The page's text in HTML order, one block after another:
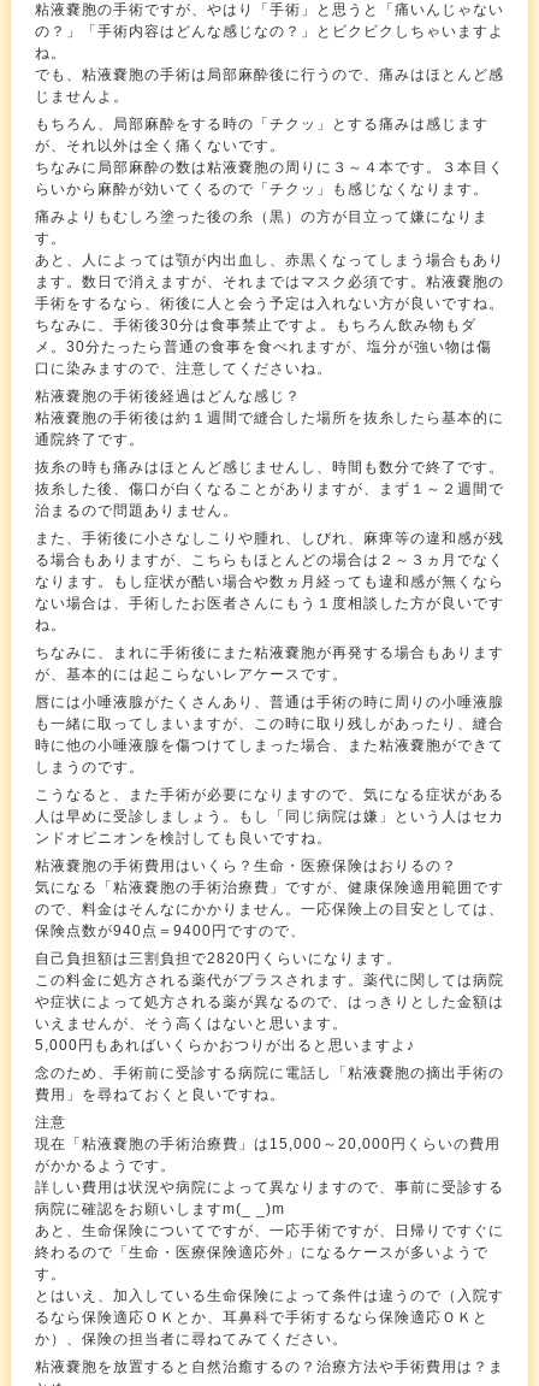
粘液嚢胞の手術ですが、やはり「手術」と思うと「痛いんじゃない
の？」「手術内容はどんな感じなの？」とビクビクしちゃいますよ
ね。
でも、粘液嚢胞の手術は局部麻酔後に行うので、痛みはほとんど感
じませんよ。
もちろん、局部麻酔をする時の「チクッ」とする痛みは感じます
が、それ以外は全く痛くないです。
ちなみに局部麻酔の数は粘液嚢胞の周りに３～４本です。３本目く
らいから麻酔が効いてくるので「チクッ」も感じなくなります。
痛みよりもむしろ塗った後の糸（黒）の方が目立って嫌になりま
す。
あと、人によっては顎が内出血し、赤黒くなってしまう場合もあり
ます。数日で消えますが、それまではマスク必須です。粘液嚢胞の
手術をするなら、術後に人と会う予定は入れない方が良いですね。
ちなみに、手術後30分は食事禁止ですよ。もちろん飲み物もダ
メ。30分たったら普通の食事を食べれますが、塩分が強い物は傷
口に染みますので、注意してくださいね。
粘液嚢胞の手術後経過はどんな感じ？
粘液嚢胞の手術後は約１週間で縫合した場所を抜糸したら基本的に
通院終了です。
抜糸の時も痛みはほとんど感じませんし、時間も数分で終了です。
抜糸した後、傷口が白くなることがありますが、まず１～２週間で
治まるので問題ありません。
また、手術後に小さなしこりや腫れ、しびれ、麻痺等の違和感が残
る場合もありますが、こちらもほとんどの場合は２～３ヵ月でなく
なります。もし症状が酷い場合や数ヵ月経っても違和感が無くなら
ない場合は、手術したお医者さんにもう１度相談した方が良いです
ね。
ちなみに、まれに手術後にまた粘液嚢胞が再発する場合もあります
が、基本的には起こらないレアケースです。
唇には小唾液腺がたくさんあり、普通は手術の時に周りの小唾液腺
も一緒に取ってしまいますが、この時に取り残しがあったり、縫合
時に他の小唾液腺を傷つけてしまった場合、また粘液嚢胞ができて
しまうのです。
こうなると、また手術が必要になりますので、気になる症状がある
人は早めに受診しましょう。もし「同じ病院は嫌」という人はセカ
ンドオピニオンを検討しても良いですね。
粘液嚢胞の手術費用はいくら？生命・医療保険はおりるの？
気になる「粘液嚢胞の手術治療費」ですが、健康保険適用範囲です
ので、料金はそんなにかかりません。一応保険上の目安としては、
保険点数が940点＝9400円ですので、
自己負担額は三割負担で2820円くらいになります。
この料金に処方される薬代がプラスされます。薬代に関しては病院
や症状によって処方される薬が異なるので、はっきりとした金額は
いえませんが、そう高くはないと思います。
5,000円もあればいくらかおつりが出ると思いますよ♪
念のため、手術前に受診する病院に電話し「粘液嚢胞の摘出手術の
費用」を尋ねておくと良いですね。
注意
現在「粘液嚢胞の手術治療費」は15,000～20,000円くらいの費用
がかかるようです。
詳しい費用は状況や病院によって異なりますので、事前に受診する
病院に確認をお願いしますm(_ _)m
あと、生命保険についてですが、一応手術ですが、日帰りですぐに
終わるので「生命・医療保険適応外」になるケースが多いようで
す。
とはいえ、加入している生命保険によって条件は違うので（入院す
るなら保険適応ＯＫとか、耳鼻科で手術するなら保険適応ＯＫと
か）、保険の担当者に尋ねてみてください。
粘液嚢胞を放置すると自然治癒するの？治療方法や手術費用は？ま